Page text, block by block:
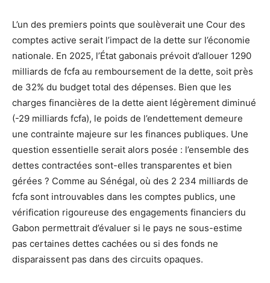
L’un des premiers points que soulèverait une Cour des
comptes active serait l’impact de la dette sur l’économie
nationale. En 2025, l’État gabonais prévoit d’allouer 1290
milliards de fcfa au remboursement de la dette, soit près
de 32% du budget total des dépenses. Bien que les
charges financières de la dette aient légèrement diminué
(-29 milliards fcfa), le poids de l’endettement demeure
une contrainte majeure sur les finances publiques. Une
question essentielle serait alors posée : l’ensemble des
dettes contractées sont-elles transparentes et bien
gérées ? Comme au Sénégal, où des 2 234 milliards de
fcfa sont introuvables dans les comptes publics, une
vérification rigoureuse des engagements financiers du
Gabon permettrait d’évaluer si le pays ne sous-estime
pas certaines dettes cachées ou si des fonds ne
disparaissent pas dans des circuits opaques.